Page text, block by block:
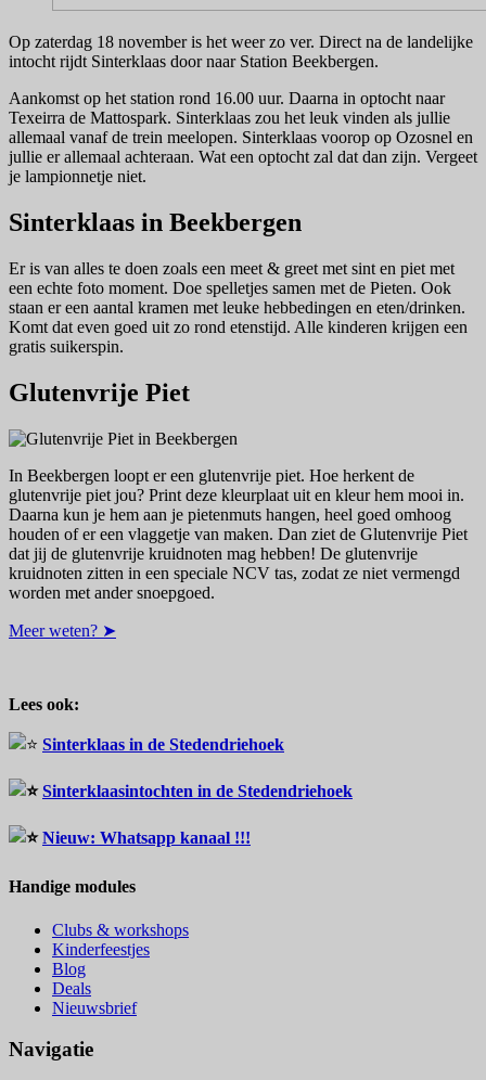
Op zaterdag 18 november is het weer zo ver. Direct na de landelijke
intocht rijdt Sinterklaas door naar Station Beekbergen.
Aankomst op het station rond 16.00 uur. Daarna in optocht naar
Texeirra de Mattospark. Sinterklaas zou het leuk vinden als jullie
allemaal vanaf de trein meelopen. Sinterklaas voorop op Ozosnel en
jullie er allemaal achteraan. Wat een optocht zal dat dan zijn. Vergeet
je lampionnetje niet.
Sinterklaas in Beekbergen
Er is van alles te doen zoals een meet & greet met sint en piet met
een echte foto moment. Doe spelletjes samen met de Pieten. Ook
staan er een aantal kramen met leuke hebbedingen en eten/drinken.
Komt dat even goed uit zo rond etenstijd. Alle kinderen krijgen een
gratis suikerspin.
Glutenvrije Piet
In Beekbergen loopt er een glutenvrije piet. Hoe herkent de
glutenvrije piet jou? Print deze kleurplaat uit en kleur hem mooi in.
Daarna kun je hem aan je pietenmuts hangen, heel goed omhoog
houden of er een vlaggetje van maken. Dan ziet de Glutenvrije Piet
dat jij de glutenvrije kruidnoten mag hebben! De glutenvrije
kruidnoten zitten in een speciale NCV tas, zodat ze niet vermengd
worden met ander snoepgoed.
Meer weten? ➤
Lees ook:
Sinterklaas in de Stedendriehoek
Sinterklaasintochten in de Stedendriehoek
Nieuw: Whatsapp kanaal !!!
Handige modules
Clubs & workshops
Kinderfeestjes
Blog
Deals
Nieuwsbrief
Navigatie